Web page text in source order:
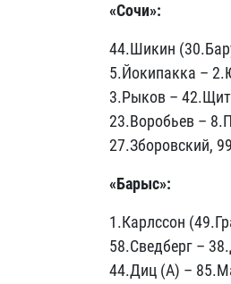
«Сочи»:
44.Шикин
5.Йокипакка –
3.Рыков –
23.Воробьев –
27.Зборовский,
«Барыс»:
1.Карлссон
58.Сведберг –
44.Диц (А) –